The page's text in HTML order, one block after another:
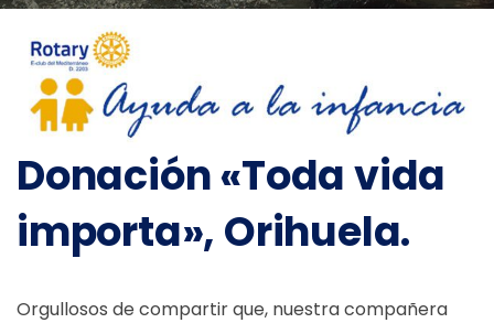
Donación «Toda vida
importa», Orihuela.
Orgullosos de compartir que, nuestra compañera